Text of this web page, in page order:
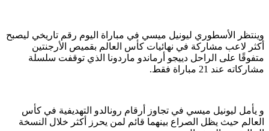
وينتظر الأسطوري ليونيل ميسي في مباراة اليوم رقم تاريخي ليصبح
أكثر لاعب مشاركة في نهائيات كأس العالم بقميص الأرجنتين
متفوقًا على الراحل دييجو أرماندو ماردونا الذي توقفت سلسلة
مشاركاته عند 21 مباراة فقط.
و يأمل ليونيل ميسي في تجاوز أرقام رونالدو التهديفية في كأس
العالم حيث يظل الصراع بينهما قائم لمن يحرز أكثر خلال النسخة